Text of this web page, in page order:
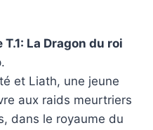
La Dragon du roi
et Liath, une jeune
aux raids meurtriers
dans le royaume du